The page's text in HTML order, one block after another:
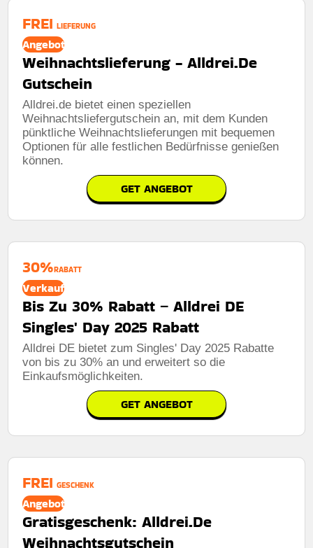
FREI LIEFERUNG
Angebot
Weihnachtslieferung - Alldrei.De
Gutschein
Alldrei.de bietet einen speziellen
Weihnachtsliefergutschein an, mit dem Kunden
pünktliche Weihnachtslieferungen mit bequemen
Optionen für alle festlichen Bedürfnisse genießen
können.
GET ANGEBOT
30%RABATT
Verkauf
Bis Zu 30% Rabatt – Alldrei DE
Singles' Day 2025 Rabatt
Alldrei DE bietet zum Singles' Day 2025 Rabatte
von bis zu 30% an und erweitert so die
Einkaufsmöglichkeiten.
GET ANGEBOT
FREI GESCHENK
Angebot
Gratisgeschenk: Alldrei.De
Weihnachtsgutschein